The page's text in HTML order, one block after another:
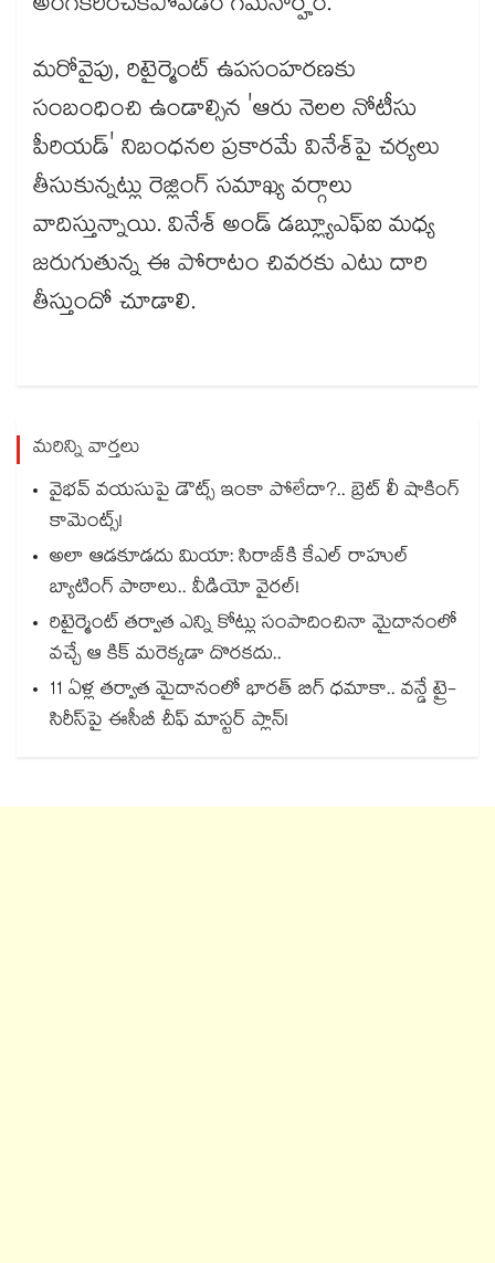
మరోవైపు, రిటైర్మెంట్ ఉపసంహరణకు
సంబంధించి ఉండాల్సిన 'ఆరు నెలల నోటీసు
పీరియడ్' నిబంధనల ప్రకారమే వినేశ్‌పై చర్యలు
తీసుకున్నట్లు రెజ్లింగ్ సమాఖ్య వర్గాలు
వాదిస్తున్నాయి. వినేశ్ అండ్ డబ్ల్యూఎఫ్ఐ మధ్య
జరుగుతున్న ఈ పోరాటం చివరకు ఎటు దారి
తీస్తుందో చూడాలి.
మరిన్ని వార్తలు
వైభవ్ వయసుపై డౌట్స్ ఇంకా పోలేదా?.. బ్రెట్ లీ షాకింగ్
కామెంట్స్!
అలా ఆడకూడదు మియా: సిరాజ్‌కి కేఎల్ రాహుల్
బ్యాటింగ్ పాఠాలు.. వీడియో వైరల్!
రిటైర్మెంట్ తర్వాత ఎన్ని కోట్లు సంపాదించినా మైదానంలో
వచ్చే ఆ కిక్ మరెక్కడా దొరకదు..
11 ఏళ్ల తర్వాత మైదానంలో భారత్ బిగ్ ధమాకా.. వన్డే ట్రై-
సిరీస్‌పై ఈసీబీ చీఫ్ మాస్టర్ ప్లాన్!